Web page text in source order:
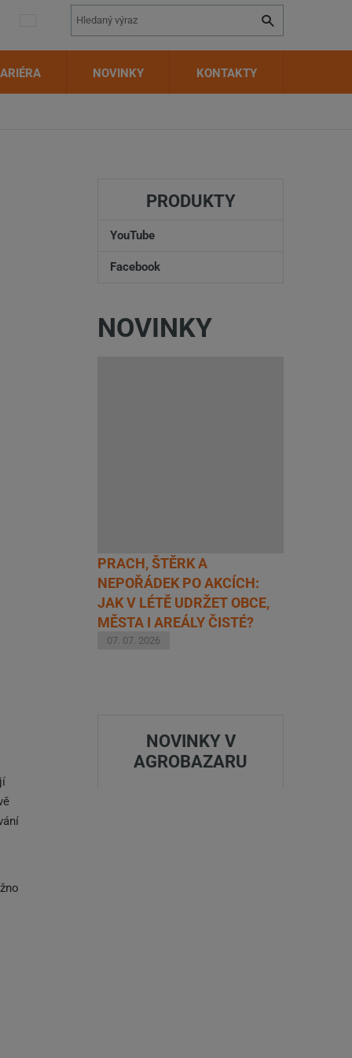
NOVINKY KONTAKTY
Hledat
PRODUKTY
YouTube
Facebook
NOVINKY
PRACH, ŠTĚRK A
NEPOŘÁDEK PO AKCÍCH:
JAK V LÉTĚ UDRŽET OBCE,
MĚSTA I AREÁLY ČISTÉ?
07. 07. 2026
NOVINKY V
AGROBAZARU